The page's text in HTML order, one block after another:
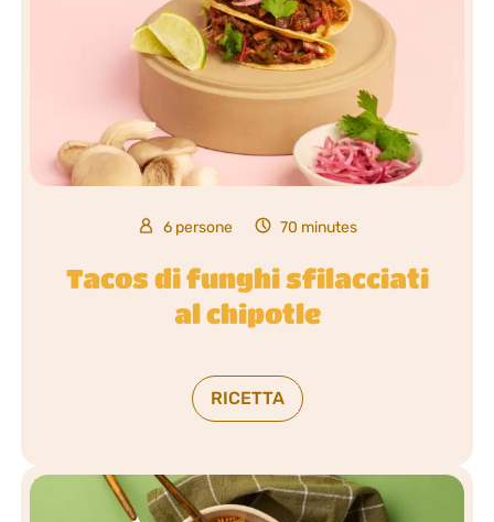
6 persone 70 minutes
Tacos di funghi sfilacciati
al chipotle
RICETTA